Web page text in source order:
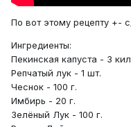
По вот этому рецепту +-
Ингредиенты:
Пекинская капуста - 3
Репчатый лук - 1 шт.
Чеснок - 100 г.
Имбирь - 20 г.
Зелёный Лук - 100 г.